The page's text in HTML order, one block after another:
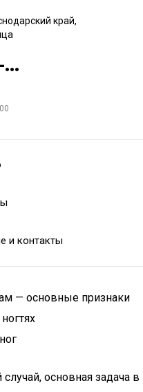
край,
...
и контакты
— основные признаки
основная задача в